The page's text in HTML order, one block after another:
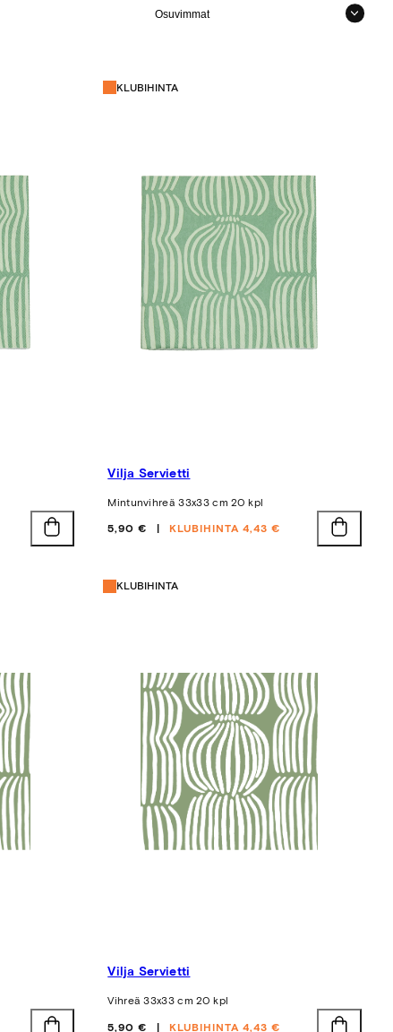
Järjestellä
KLUBIHINTA
Vilja Servietti
Mintunvihreä 33x33 cm 20 kpl
Hinta
5,90 € KLUBIHINTA 4,43 €
KLUBIHINTA
Vilja Servietti
Vihreä 33x33 cm 20 kpl
Hinta
5,90 € KLUBIHINTA 4,43 €